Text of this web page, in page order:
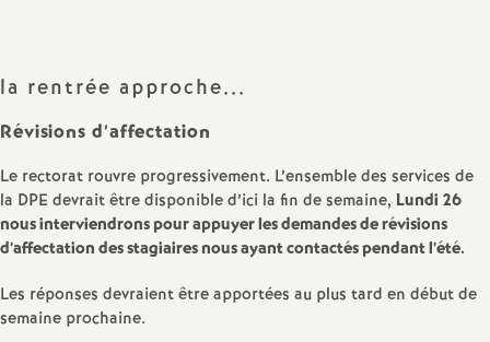
i
o
n
la rentrée approche...
Révisions d’affectation
Le rectorat rouvre progressivement. L’ensemble des services de
la DPE devrait être disponible d’ici la fin de semaine, Lundi 26
nous interviendrons pour appuyer les demandes de révisions
d’affectation des stagiaires nous ayant contactés pendant l’été.
Les réponses devraient être apportées au plus tard en début de
semaine prochaine.